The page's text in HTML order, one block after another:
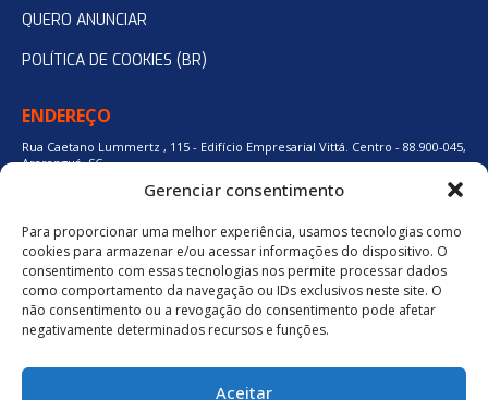
Gerenciar consentimento
Para proporcionar uma melhor experiência, usamos tecnologias como
cookies para armazenar e/ou acessar informações do dispositivo. O
consentimento com essas tecnologias nos permite processar dados
como comportamento da navegação ou IDs exclusivos neste site. O
não consentimento ou a revogação do consentimento pode afetar
negativamente determinados recursos e funções.
Aceitar
QUERO ANUNCIAR
POLÍTICA DE COOKIES (BR)
ENDEREÇO
Rua Caetano Lummertz , 115 - Edifício Empresarial Vittá. Centro - 88.900-045,
Araranguá, SC.
48 3524-0137
48 9880-84667